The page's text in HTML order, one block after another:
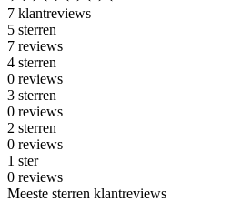
7 klantreviews
5 sterren
7 reviews
4 sterren
0 reviews
3 sterren
0 reviews
2 sterren
0 reviews
1 ster
0 reviews
Meeste sterren klantreviews